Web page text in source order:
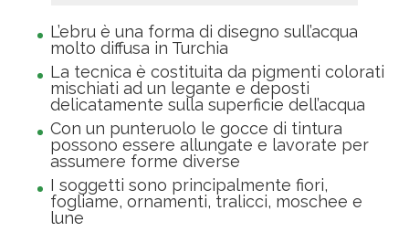
L’ebru è una forma di disegno sull’acqua
molto diffusa in Turchia
La tecnica è costituita da pigmenti colorati
mischiati ad un legante e deposti
delicatamente sulla superficie dell’acqua
Con un punteruolo le gocce di tintura
possono essere allungate e lavorate per
assumere forme diverse
I soggetti sono principalmente fiori,
fogliame, ornamenti, tralicci, moschee e
lune